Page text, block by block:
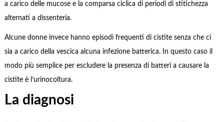
a carico delle mucose e la comparsa ciclica di periodi di stitichezza
alternati a dissenteria.
Alcune donne invece hanno episodi frequenti di cistite senza che ci
sia a carico della vescica alcuna infezione batterica. In questo caso il
modo più semplice per escludere la presenza di batteri a causare la
cistite è l’urinocoltura.
La diagnosi